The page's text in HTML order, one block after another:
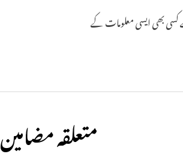
بھی ایسی معلومات کے
متعلقہ مضامین